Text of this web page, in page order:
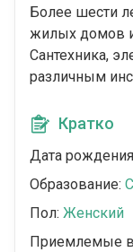
Более шести
жилых домов и
Сантехника,
различным
Кратко
Дата
Образование:
Пол: Женский
Приемлемые